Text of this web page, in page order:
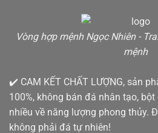
Vòng hợp mệnh Ngọc Nhiên -
mệnh
✔️ CAM KẾT CHẤT LƯỢNG, sản
100%, không bán đá nhân tạo,
nhiều về năng lượng phong thủy.
không phải đá tự nhiên!